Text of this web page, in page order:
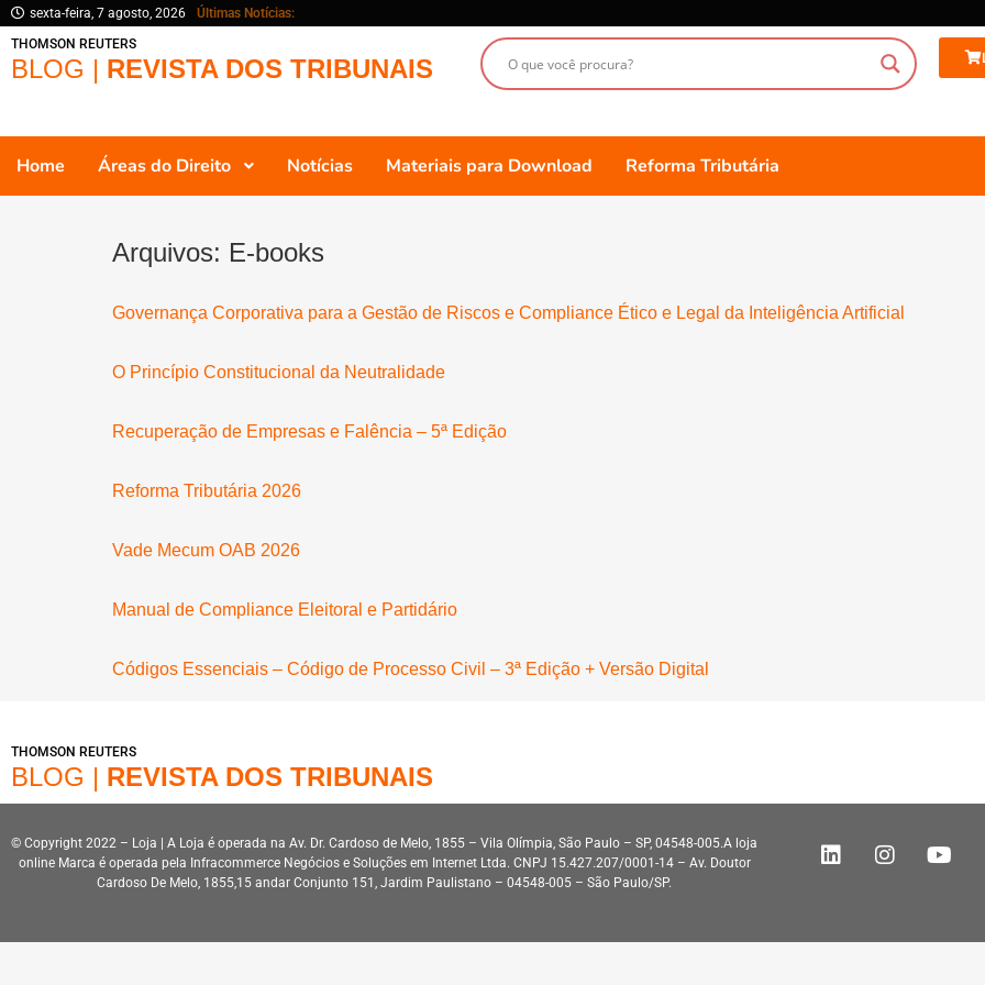
sexta-feira, 7 agosto, 2026
Últimas Notícias:
THOMSON REUTERS
BLOG | REVISTA DOS TRIBUNAIS
Home Áreas do Direito Notícias Materiais para Download Reforma Tributária
Arquivos: E-books
Governança Corporativa para a Gestão de Riscos e Compliance Ético e Legal da Inteligência Artificial
O Princípio Constitucional da Neutralidade
Recuperação de Empresas e Falência – 5ª Edição
Reforma Tributária 2026
Vade Mecum OAB 2026
Manual de Compliance Eleitoral e Partidário
Códigos Essenciais – Código de Processo Civil – 3ª Edição + Versão Digital
THOMSON REUTERS
BLOG | REVISTA DOS TRIBUNAIS
© Copyright 2022 – Loja | A Loja é operada na Av. Dr. Cardoso de Melo, 1855 – Vila Olímpia, São Paulo – SP, 04548-005.A loja
online Marca é operada pela Infracommerce Negócios e Soluções em Internet Ltda. CNPJ 15.427.207/0001-14 – Av. Doutor
Cardoso De Melo, 1855,15 andar Conjunto 151, Jardim Paulistano – 04548-005 – São Paulo/SP.